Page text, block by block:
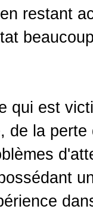
restant
qui est
de la perte